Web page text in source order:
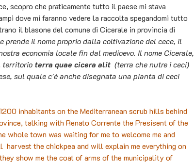
scopro che praticamente tutto il paese mi stava
dove mi faranno vedere la raccolta spegandomi tutto
il blasone del comune di Cicerale in provincia di
prende il nome proprio dalla coltivazione del cece, il
economia locale fin dal medioevo. Il nome Cicerale,
territorio terra quae cicera alit (terra che nutre i ceci)
sul quale c'è anche disegnata una pianta di ceci
inhabitants on the Mediterranean scrub hills behind
talking with Renato Corrente the Presisent of the
town was waiting for me to welcome me and
harvest the chickpea and will explain me everything on
show me the coat of arms of the municipality of